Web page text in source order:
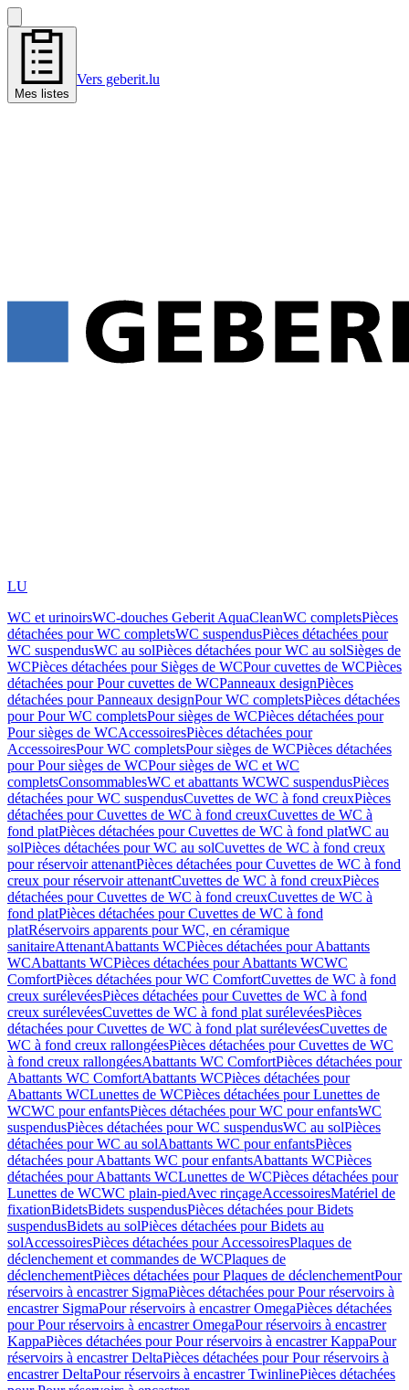
Mes listes
Vers geberit.lu
LU
WC et urinoirsWC-douches Geberit AquaCleanWC completsPièces
détachées pour WC completsWC suspendusPièces détachées pour
WC suspendusWC au solPièces détachées pour WC au solSièges de
WCPièces détachées pour Sièges de WCPour cuvettes de WCPièces
détachées pour Pour cuvettes de WCPanneaux designPièces
détachées pour Panneaux designPour WC completsPièces détachées
pour Pour WC completsPour sièges de WCPièces détachées pour
Pour sièges de WCAccessoiresPièces détachées pour
AccessoiresPour WC completsPour sièges de WCPièces détachées
pour Pour sièges de WCPour sièges de WC et WC
completsConsommablesWC et abattants WCWC suspendusPièces
détachées pour WC suspendusCuvettes de WC à fond creuxPièces
détachées pour Cuvettes de WC à fond creuxCuvettes de WC à
fond platPièces détachées pour Cuvettes de WC à fond platWC au
solPièces détachées pour WC au solCuvettes de WC à fond creux
pour réservoir attenantPièces détachées pour Cuvettes de WC à fond
creux pour réservoir attenantCuvettes de WC à fond creuxPièces
détachées pour Cuvettes de WC à fond creuxCuvettes de WC à
fond platPièces détachées pour Cuvettes de WC à fond
platRéservoirs apparents pour WC, en céramique
sanitaireAttenantAbattants WCPièces détachées pour Abattants
WCAbattants WCPièces détachées pour Abattants WCWC
ComfortPièces détachées pour WC ComfortCuvettes de WC à fond
creux surélevéesPièces détachées pour Cuvettes de WC à fond
creux surélevéesCuvettes de WC à fond plat surélevéesPièces
détachées pour Cuvettes de WC à fond plat surélevéesCuvettes de
WC à fond creux rallongéesPièces détachées pour Cuvettes de WC
à fond creux rallongéesAbattants WC ComfortPièces détachées pour
Abattants WC ComfortAbattants WCPièces détachées pour
Abattants WCLunettes de WCPièces détachées pour Lunettes de
WCWC pour enfantsPièces détachées pour WC pour enfantsWC
suspendusPièces détachées pour WC suspendusWC au solPièces
détachées pour WC au solAbattants WC pour enfantsPièces
détachées pour Abattants WC pour enfantsAbattants WCPièces
détachées pour Abattants WCLunettes de WCPièces détachées pour
Lunettes de WCWC plain-piedAvec rinçageAccessoiresMatériel de
fixationBidetsBidets suspendusPièces détachées pour Bidets
suspendusBidets au solPièces détachées pour Bidets au
solAccessoiresPièces détachées pour AccessoiresPlaques de
déclenchement et commandes de WCPlaques de
déclenchementPièces détachées pour Plaques de déclenchementPour
réservoirs à encastrer SigmaPièces détachées pour Pour réservoirs à
encastrer SigmaPour réservoirs à encastrer OmegaPièces détachées
pour Pour réservoirs à encastrer OmegaPour réservoirs à encastrer
KappaPièces détachées pour Pour réservoirs à encastrer KappaPour
réservoirs à encastrer DeltaPièces détachées pour Pour réservoirs à
encastrer DeltaPour réservoirs à encastrer TwinlinePièces détachées